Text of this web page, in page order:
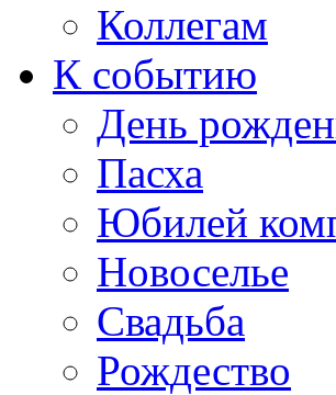
Коллегам
К событию
День
Пасха
Юбилей
Новоселье
Свадьба
Рождество